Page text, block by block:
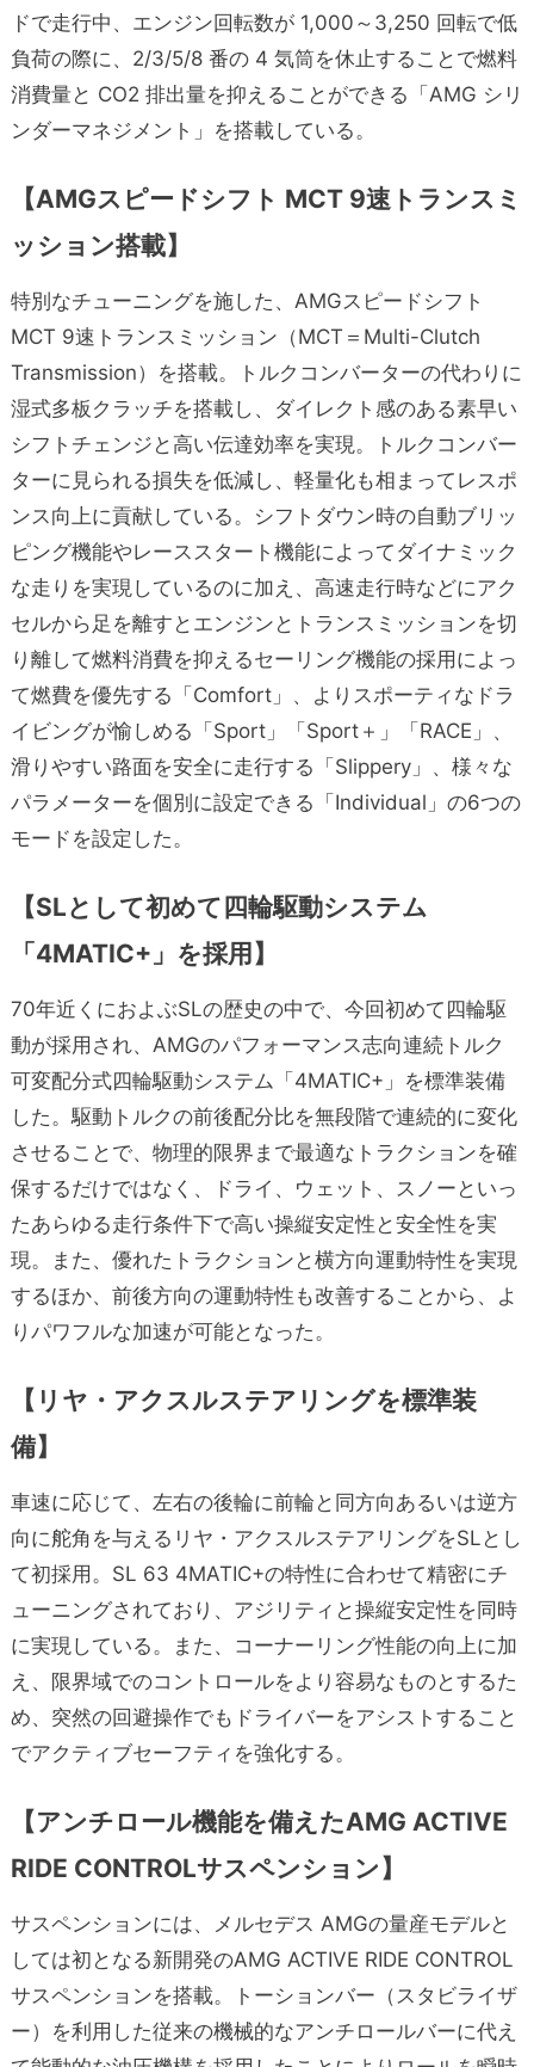
ドで走行中、エンジン回転数が 1,000～3,250 回転で低
負荷の際に、2/3/5/8 番の 4 気筒を休止することで燃料
消費量と CO2 排出量を抑えることができる「AMG シリ
ンダーマネジメント」を搭載している。
【AMGスピードシフト MCT 9速トランスミ
ッション搭載】
特別なチューニングを施した、AMGスピードシフト
MCT 9速トランスミッション（MCT＝Multi-Clutch
Transmission）を搭載。トルクコンバーターの代わりに
湿式多板クラッチを搭載し、ダイレクト感のある素早い
シフトチェンジと高い伝達効率を実現。トルクコンバー
ターに見られる損失を低減し、軽量化も相まってレスポ
ンス向上に貢献している。シフトダウン時の自動ブリッ
ピング機能やレーススタート機能によってダイナミック
な走りを実現しているのに加え、高速走行時などにアク
セルから足を離すとエンジンとトランスミッションを切
り離して燃料消費を抑えるセーリング機能の採用によっ
て燃費を優先する「Comfort」、よりスポーティなドラ
イビングが愉しめる「Sport」「Sport＋」「RACE」、
滑りやすい路面を安全に走行する「Slippery」、様々な
パラメーターを個別に設定できる「Individual」の6つの
モードを設定した。
【SLとして初めて四輪駆動システム
「4MATIC+」を採用】
70年近くにおよぶSLの歴史の中で、今回初めて四輪駆
動が採用され、AMGのパフォーマンス志向連続トルク
可変配分式四輪駆動システム「4MATIC+」を標準装備
した。駆動トルクの前後配分比を無段階で連続的に変化
させることで、物理的限界まで最適なトラクションを確
保するだけではなく、ドライ、ウェット、スノーといっ
たあらゆる走行条件下で高い操縦安定性と安全性を実
現。また、優れたトラクションと横方向運動特性を実現
するほか、前後方向の運動特性も改善することから、よ
りパワフルな加速が可能となった。
【リヤ・アクスルステアリングを標準装
備】
車速に応じて、左右の後輪に前輪と同方向あるいは逆方
向に舵角を与えるリヤ・アクスルステアリングをSLとし
て初採用。SL 63 4MATIC+の特性に合わせて精密にチ
ューニングされており、アジリティと操縦安定性を同時
に実現している。また、コーナーリング性能の向上に加
え、限界域でのコントロールをより容易なものとするた
め、突然の回避操作でもドライバーをアシストすること
でアクティブセーフティを強化する。
【アンチロール機能を備えたAMG ACTIVE
RIDE CONTROLサスペンション】
サスペンションには、メルセデス AMGの量産モデルと
しては初となる新開発のAMG ACTIVE RIDE CONTROL
サスペンションを搭載。トーションバー（スタビライザ
ー）を利用した従来の機械的なアンチロールバーに代え